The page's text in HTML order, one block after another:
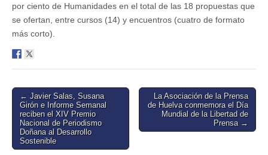
por ciento de Humanidades en el total de las 18 propuestas que
se ofertan, entre cursos (14) y encuentros (cuatro de formato
más corto).
Post
navigation
← Javier Salas, Susana
Girón e Informe Semanal
reciben el XIV Premio
Nacional de Periodismo
Doñana al Desarrollo
Sostenible
La Asociación de la Prensa
de Huelva conmemora el Dí­a
Mundial de la Libertad de
Prensa →